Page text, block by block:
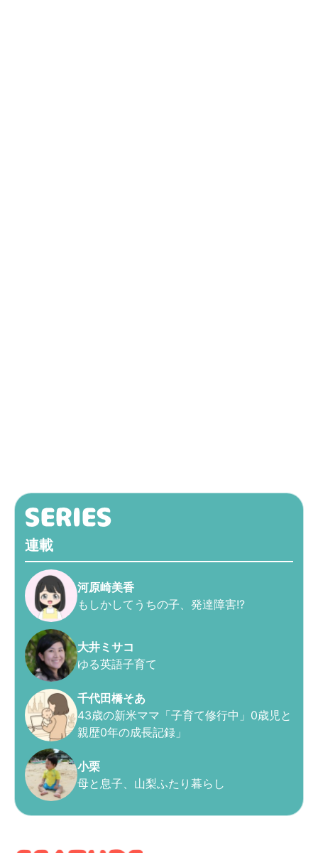
連載
河原崎美香
もしかしてうちの子、発達障害!?
大井ミサコ
ゆる英語子育て
千代田橋そあ
43歳の新米ママ「子育て修行中」0歳児と
親歴0年の成長記録」
小栗
母と息子、山梨ふたり暮らし